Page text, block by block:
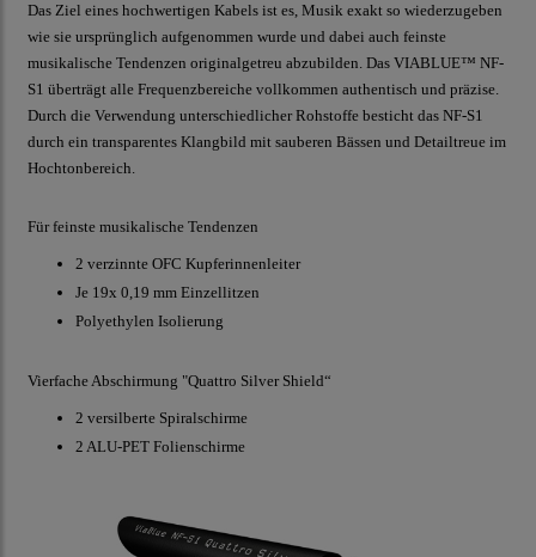
Das Ziel eines hochwertigen Kabels ist es, Musik exakt so wiederzugeben
wie sie ursprünglich aufgenommen wurde und dabei auch feinste
musikalische Tendenzen originalgetreu abzubilden. Das VIABLUE™ NF-
S1 überträgt alle Frequenzbereiche vollkommen authentisch und präzise.
Durch die Verwendung unterschiedlicher Rohstoffe besticht das NF-S1
durch ein transparentes Klangbild mit sauberen Bässen und Detailtreue im
Hochtonbereich.
Für feinste musikalische Tendenzen
2 verzinnte OFC Kupferinnenleiter
Je 19x 0,19 mm Einzellitzen
Polyethylen Isolierung
Vierfache Abschirmung "Quattro Silver Shield“
2 versilberte Spiralschirme
2 ALU-PET Folienschirme